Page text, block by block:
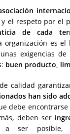
y el respeto por el
de cada
organización es el
exigencias
buen producto,
calidad
han sido
debe
deben ser
ser posible,